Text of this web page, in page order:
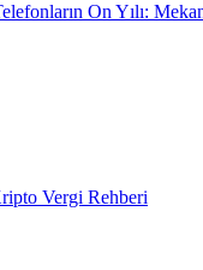
On Yılı:
Vergi Rehberi